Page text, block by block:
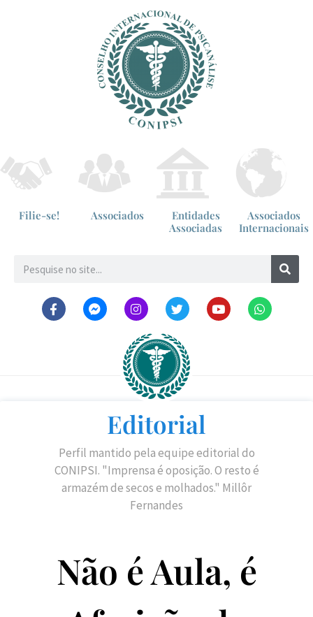
Filie-se! Associados
Entidades
Associadas
Associados
Internacionais
Editorial
Perfil mantido pela equipe editorial do
CONIPSI. "Imprensa é oposição. O resto é
armazém de secos e molhados." Millôr
Fernandes
Não é Aula, é